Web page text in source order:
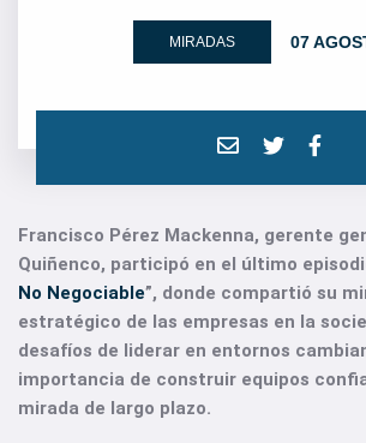
MIRADAS 07
Francisco Pérez Mackenna, gerente
Quiñenco, participó en el último
No Negociable”, donde compartió su
estratégico de las empresas en la
desafíos de liderar en entornos
importancia de construir equipos
mirada de largo plazo.